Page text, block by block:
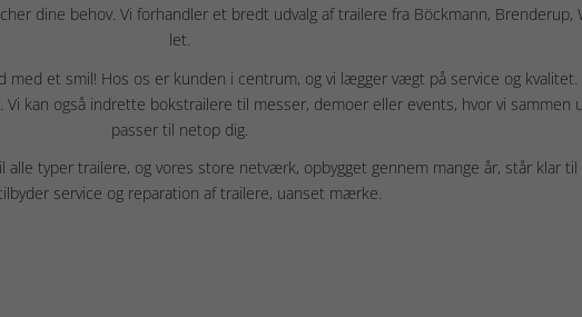
dine behov. Vi forhandler et bredt udvalg af trailere fra Böckmann, Brenderup,
let.
med et smil! Hos os er kunden i centrum, og vi lægger vægt på service og
kan også indrette bokstrailere til messer, demoer eller events, hvor vi sammen
passer til netop dig.
typer trailere, og vores store netværk, opbygget gennem mange år, står klar
service og reparation af trailere, uanset mærke.